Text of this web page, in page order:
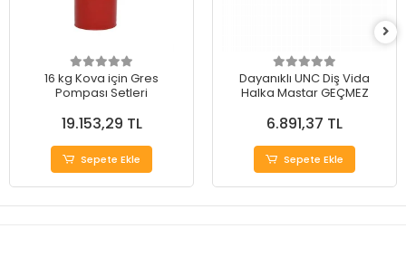
16 kg Kova için Gres
Pompası Setleri
19.153,29 TL
Sepete Ekle
Dayanıklı UNC Diş Vida
Halka Mastar GEÇMEZ
6.891,37 TL
Sepete Ekle